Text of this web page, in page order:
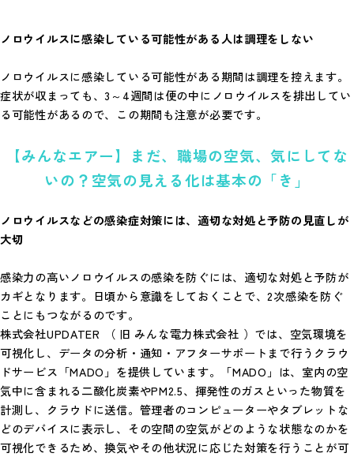
ノロウイルスに感染している可能性がある人は調理をしない
ノロウイルスに感染している可能性がある期間は調理を控えます。
症状が収まっても、3～4週間は便の中にノロウイルスを排出してい
る可能性があるので、この期間も注意が必要です。
【みんなエアー】まだ、職場の空気、気にしてな
いの？空気の見える化は基本の「き」
ノロウイルスなどの感染症対策には、適切な対処と予防の見直しが
大切
感染力の高いノロウイルスの感染を防ぐには、適切な対処と予防が
カギとなります。日頃から意識をしておくことで、2次感染を防ぐ
ことにもつながるのです。
株式会社UPDATER （ 旧 みんな電力株式会社 ）では、空気環境を
可視化し、データの分析・通知・アフターサポートまで行うクラウ
ドサービス「MADO」を提供しています。「MADO」は、室内の空
気中に含まれる二酸化炭素やPM2.5、揮発性のガスといった物質を
計測し、クラウドに送信。管理者のコンピューターやタブレットな
どのデバイスに表示し、その空間の空気がどのような状態なのかを
可視化できるため、換気やその他状況に応じた対策を行うことが可